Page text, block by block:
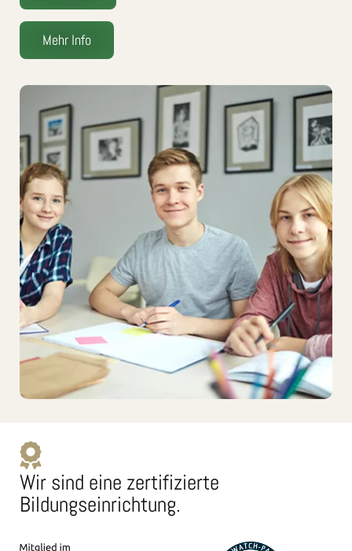
Mehr Info
Wir sind eine zertifizierte
Bildungseinrichtung.